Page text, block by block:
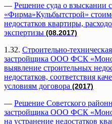
— Решение суда о взыскании
«Фирма»Кульбытстрой»
недостатков квартиры,
экспертизы (08.2017)
1.32. Строительно-
застройщика ООО ФСК
выявление строительных
недостатков, соответствия
условиям договора (2017)
— Решение Советского
застройщика ООО ФСК
на устранение недостатков